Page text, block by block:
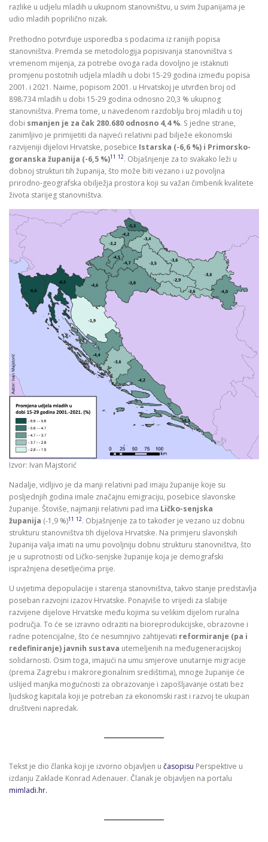
razlike u udjelu mladih u ukupnom stanovništvu, u svim županijama je
udio mladih poprilično nizak.
Prethodno potvrđuje usporedba s podacima iz ranijih popisa
stanovništva. Premda se metodologija popisivanja stanovništva s
vremenom mijenja, za potrebe ovoga rada dovoljno je istaknuti
promjenu postotnih udjela mladih u dobi 15-29 godina između popisa
2001. i 2021. Naime, popisom 2001. u Hrvatskoj je utvrđen broj od
898.734 mladih u dobi 15-29 godina odnosno 20,3 % ukupnog
stanovništva. Prema tome, u navedenom razdoblju broj mladih u toj
dobi smanjen je za čak 280.680 odnosno 4,4 %. S jedne strane,
zanimljivo je primijetiti da najveći relativni pad bilježe ekonomski
razvijeniji dijelovi Hrvatske, posebice Istarska (-6,6 %) i Primorsko-
goranska županija (-6,5 %)11 12. Objašnjenje za to svakako leži u
dobnoj strukturi tih županija, što može biti vezano i uz povoljna
prirodno-geografska obilježja prostora koji su važan čimbenik kvalitete
života starijeg stanovništva.
Izvor: Ivan Majstorić
Nadalje, vidljivo je da manji relativni pad imaju županije koje su
posljednjih godina imale značajnu emigraciju, posebice slavonske
županije. Štoviše, najmanji relativni pad ima Ličko-senjska
županija (-1,9 %)11 12. Objašnjenje za to također je vezano uz dobnu
strukturu stanovništva tih dijelova Hrvatske. Na primjeru slavonskih
županija valja imati na umu povoljniju dobnu strukturu stanovništva, što
je u suprotnosti od Ličko-senjske županije koja je demografski
ispražnjena desetljećima prije.
U uvjetima depopulacije i starenja stanovništva, takvo stanje predstavlja
poseban razvojni izazov Hrvatske. Ponajviše to vrijedi za slabije
razvijene dijelove Hrvatske među kojima su velikim dijelom ruralna
područja. To će se izravno odraziti na bioreprodukcijske, obrazovne i
radne potencijalne, što će nesumnjivo zahtijevati reformiranje (pa i
redefiniranje) javnih sustava utemeljenih na međugeneracijskoj
solidarnosti. Osim toga, imajući na umu smjerove unutarnje migracije
(prema Zagrebu i makroregionalnim središtima), mnoge županije će
uslijed manjka mogućnosti za obrazovanje i zapošljavanje ostati bez
ljudskog kapitala koji je potreban za ekonomski rast i razvoj te ukupan
društveni napredak.
Tekst je dio članka koji je izvorno objavljen u časopisu Perspektive u
izdanju Zaklade Konrad Adenauer. Članak je objavljen na portalu
mimladi.hr.